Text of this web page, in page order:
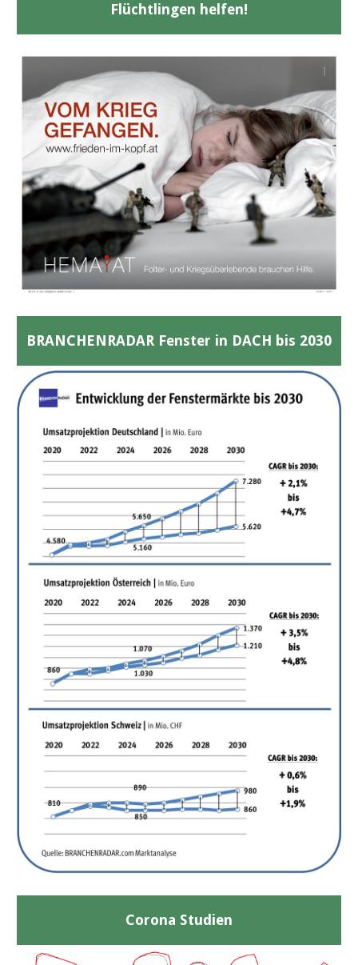
Flüchtlingen helfen!
BRANCHENRADAR Fenster in DACH bis 2030
Corona Studien